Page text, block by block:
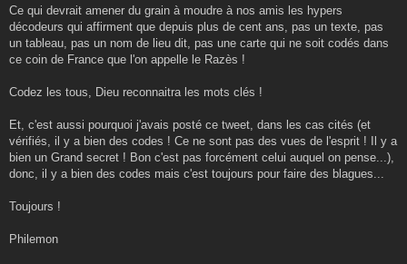
Ce qui devrait amener du grain à moudre à nos amis les hypers
décodeurs qui affirment que depuis plus de cent ans, pas un texte, pas
un tableau, pas un nom de lieu dit, pas une carte qui ne soit codés dans
ce coin de France que l'on appelle le Razès !
Codez les tous, Dieu reconnaitra les mots clés !
Et, c'est aussi pourquoi j'avais posté ce tweet, dans les cas cités (et
vérifiés, il y a bien des codes ! Ce ne sont pas des vues de l'esprit ! Il y a
bien un Grand secret ! Bon c'est pas forcément celui auquel on pense...),
donc, il y a bien des codes mais c'est toujours pour faire des blagues...
Toujours !
Philemon